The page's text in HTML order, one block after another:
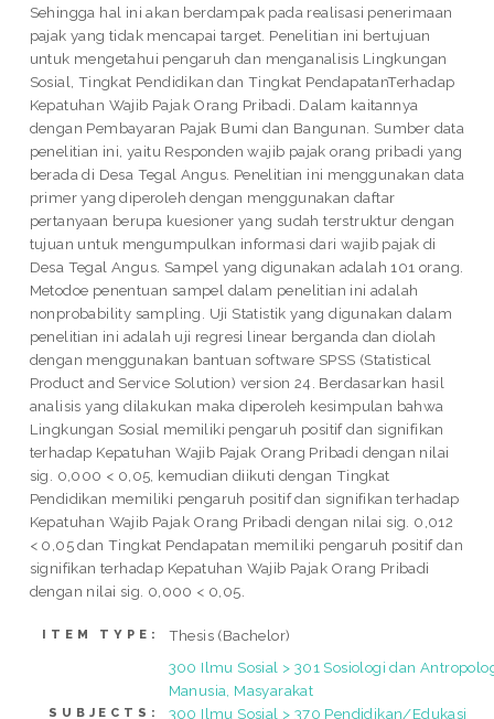
Sehingga hal ini akan berdampak pada realisasi penerimaan
pajak yang tidak mencapai target. Penelitian ini bertujuan
untuk mengetahui pengaruh dan menganalisis Lingkungan
Sosial, Tingkat Pendidikan dan Tingkat PendapatanTerhadap
Kepatuhan Wajib Pajak Orang Pribadi. Dalam kaitannya
dengan Pembayaran Pajak Bumi dan Bangunan. Sumber data
penelitian ini, yaitu Responden wajib pajak orang pribadi yang
berada di Desa Tegal Angus. Penelitian ini menggunakan data
primer yang diperoleh dengan menggunakan daftar
pertanyaan berupa kuesioner yang sudah terstruktur dengan
tujuan untuk mengumpulkan informasi dari wajib pajak di
Desa Tegal Angus. Sampel yang digunakan adalah 101 orang.
Metodoe penentuan sampel dalam penelitian ini adalah
nonprobability sampling. Uji Statistik yang digunakan dalam
penelitian ini adalah uji regresi linear berganda dan diolah
dengan menggunakan bantuan software SPSS (Statistical
Product and Service Solution) version 24. Berdasarkan hasil
analisis yang dilakukan maka diperoleh kesimpulan bahwa
Lingkungan Sosial memiliki pengaruh positif dan signifikan
terhadap Kepatuhan Wajib Pajak Orang Pribadi dengan nilai
sig. 0,000 < 0,05, kemudian diikuti dengan Tingkat
Pendidikan memiliki pengaruh positif dan signifikan terhadap
Kepatuhan Wajib Pajak Orang Pribadi dengan nilai sig. 0,012
< 0,05 dan Tingkat Pendapatan memiliki pengaruh positif dan
signifikan terhadap Kepatuhan Wajib Pajak Orang Pribadi
dengan nilai sig. 0,000 < 0,05.
ITEM TYPE: Thesis (Bachelor)
SUBJECTS:
300 Ilmu Sosial > 301 Sosiologi dan
Manusia, Masyarakat
300 Ilmu Sosial > 370 Pendidikan/Edukasi